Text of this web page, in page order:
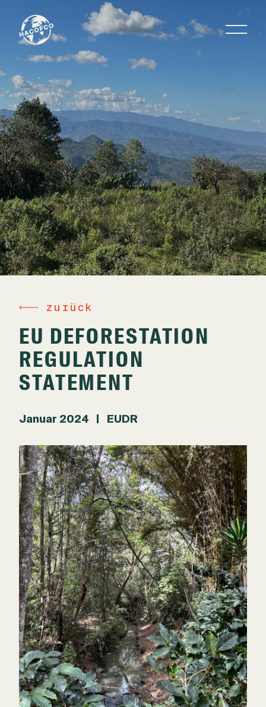
zurück
EU DEFORESTATION
REGULATION
STATEMENT
Januar 2024 EUDR